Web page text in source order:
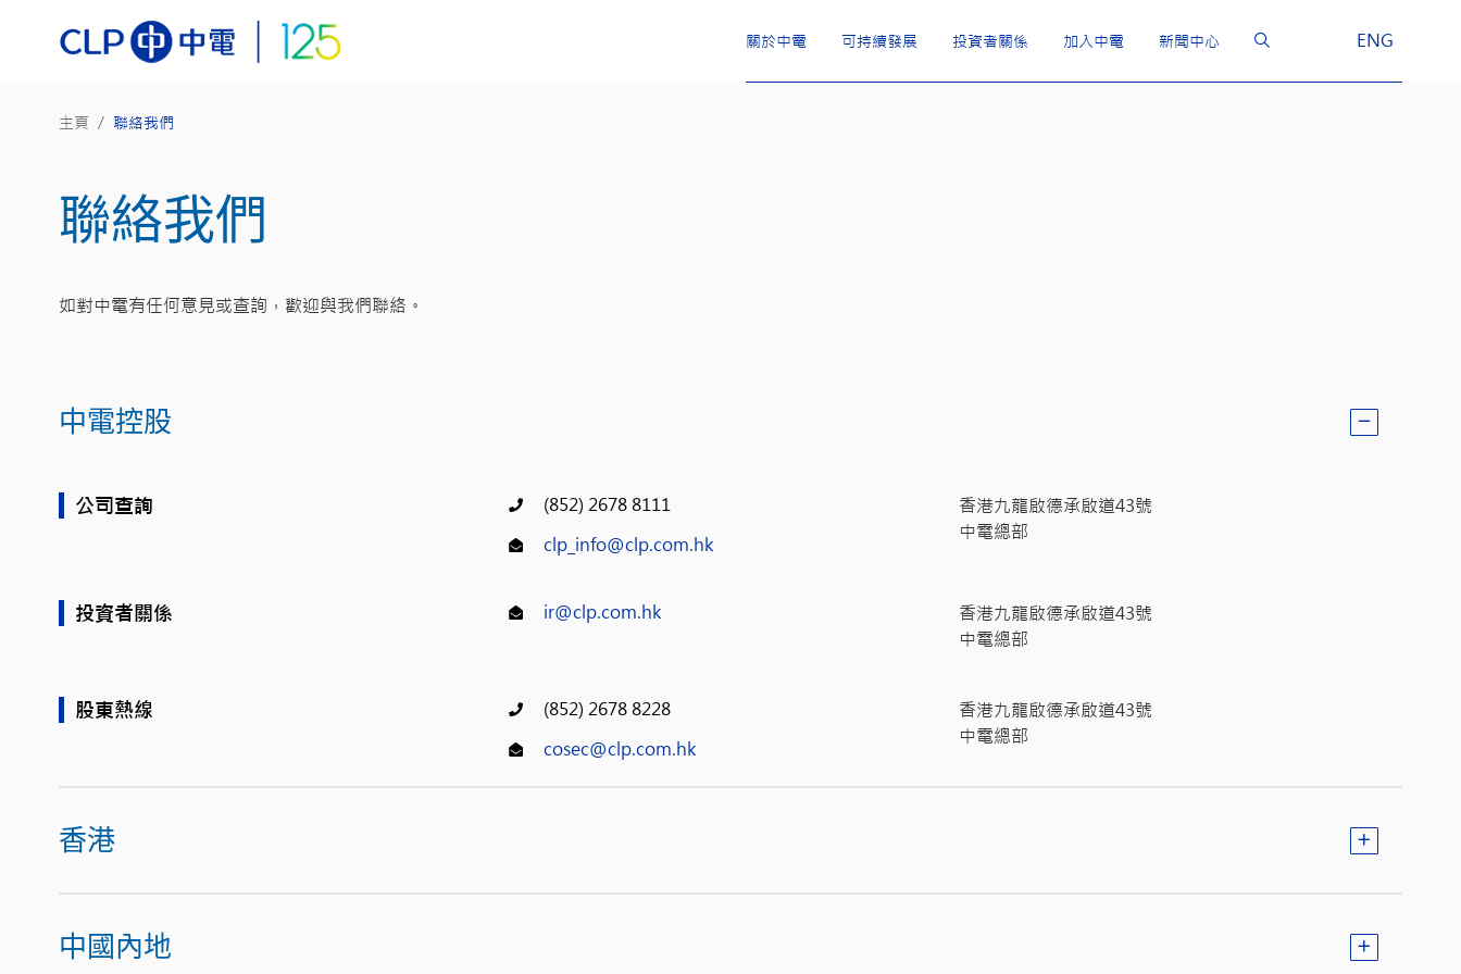
關於中電 可持續發展 投資者關係 加入中電 新聞中心 ENG
主頁 / 聯絡我們
聯絡我們
如對中電有任何意見或查詢，歡迎與我們聯絡。​
中電控股​
公司查詢
(852) 2678 8111
clp_info@clp.com.hk
香港九龍啟德承啟道43號
中電總部
投資者關係 ir@clp.com.hk
香港九龍啟德承啟道43號
中電總部
股東熱線
(852) 2678 8228
cosec@clp.com.hk
香港九龍啟德承啟道43號
中電總部
香港
中國內地